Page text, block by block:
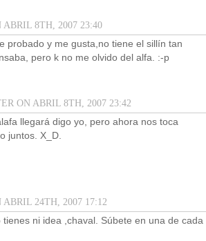
ABRIL 8TH, 2007 23:40
probado y me gusta,no tiene el sillín tan
pero k no me olvido del alfa. :-p
ON ABRIL 8TH, 2007 23:42
llegará digo yo, pero ahora nos toca
juntos. X_D.
24TH, 2007 17:12
tienes ni idea ,chaval. Súbete en una de cada